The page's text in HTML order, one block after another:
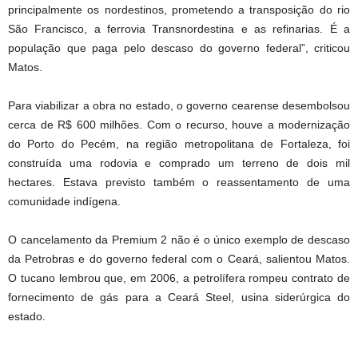
principalmente os nordestinos, prometendo a transposição do rio
São Francisco, a ferrovia Transnordestina e as refinarias. É a
população que paga pelo descaso do governo federal”, criticou
Matos.
Para viabilizar a obra no estado, o governo cearense desembolsou
cerca de R$ 600 milhões. Com o recurso, houve a modernização
do Porto do Pecém, na região metropolitana de Fortaleza, foi
construída uma rodovia e comprado um terreno de dois mil
hectares. Estava previsto também o reassentamento de uma
comunidade indígena.
O cancelamento da Premium 2 não é o único exemplo de descaso
da Petrobras e do governo federal com o Ceará, salientou Matos.
O tucano lembrou que, em 2006, a petrolífera rompeu contrato de
fornecimento de gás para a Ceará Steel, usina siderúrgica do
estado.